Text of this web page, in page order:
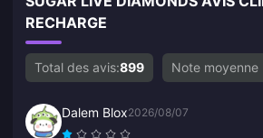
RECHARGE
Total des avis:899 Note moyenne
Dalem Blox2026/08/07